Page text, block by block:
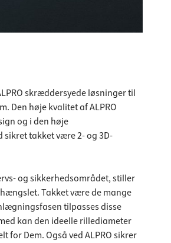
skræddersyede løsninger til
Den høje kvalitet af ALPRO
og i den høje
takket være 2- og 3D-
og sikkerhedsområdet, stiller
Takket være de mange
tilpasses disse
kan den ideelle rillediameter
Dem. Også ved ALPRO sikrer